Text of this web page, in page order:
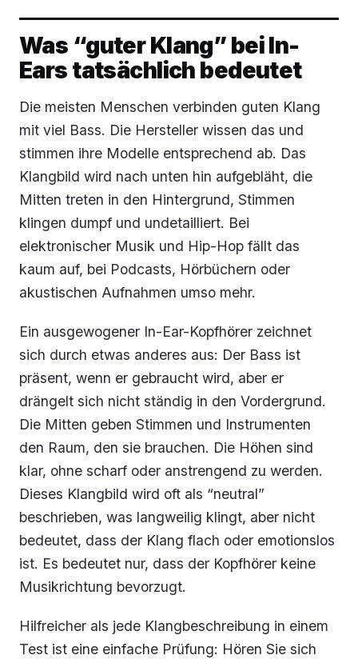
Was “guter Klang” bei In-
Ears tatsächlich bedeutet
Die meisten Menschen verbinden guten Klang
mit viel Bass. Die Hersteller wissen das und
stimmen ihre Modelle entsprechend ab. Das
Klangbild wird nach unten hin aufgebläht, die
Mitten treten in den Hintergrund, Stimmen
klingen dumpf und undetailliert. Bei
elektronischer Musik und Hip-Hop fällt das
kaum auf, bei Podcasts, Hörbüchern oder
akustischen Aufnahmen umso mehr.
Ein ausgewogener In-Ear-Kopfhörer zeichnet
sich durch etwas anderes aus: Der Bass ist
präsent, wenn er gebraucht wird, aber er
drängelt sich nicht ständig in den Vordergrund.
Die Mitten geben Stimmen und Instrumenten
den Raum, den sie brauchen. Die Höhen sind
klar, ohne scharf oder anstrengend zu werden.
Dieses Klangbild wird oft als “neutral”
beschrieben, was langweilig klingt, aber nicht
bedeutet, dass der Klang flach oder emotionslos
ist. Es bedeutet nur, dass der Kopfhörer keine
Musikrichtung bevorzugt.
Hilfreicher als jede Klangbeschreibung in einem
Test ist eine einfache Prüfung: Hören Sie sich